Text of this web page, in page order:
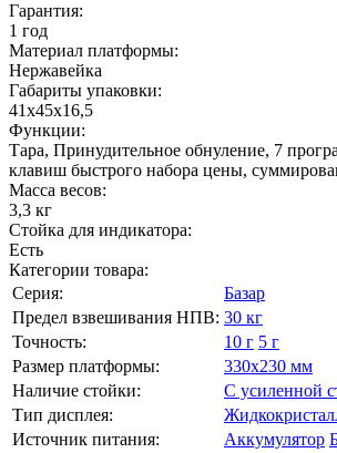
Гарантия:
1 год
Материал платформы:
Нержавейка
Габариты упаковки:
41х45х16,5
Функции:
Тара, Принудительное обнуление, 7
клавиш быстрого набора цены,
Масса весов:
3,3 кг
Стойка для индикатора:
Есть
Категории товара:
Серия:
Базар
Предел взвешивания НПВ: 30 кг
Точность:
10 г 5 г
Размер платформы:
330х230 мм
Наличие стойки:
С усиленной
Тип дисплея:
Источник питания:
Аккумулятор